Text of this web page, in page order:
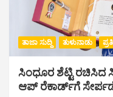
ತಾಜಾ ಸುದ್ದಿ ತುಳುನಾಡು
ಸಿಂಧೂರ ಶೆಟ್ಟಿ ರಚಿಸಿದ
ಆಪ್ ರೆಕಾರ್ಡ್‌ಗೆ